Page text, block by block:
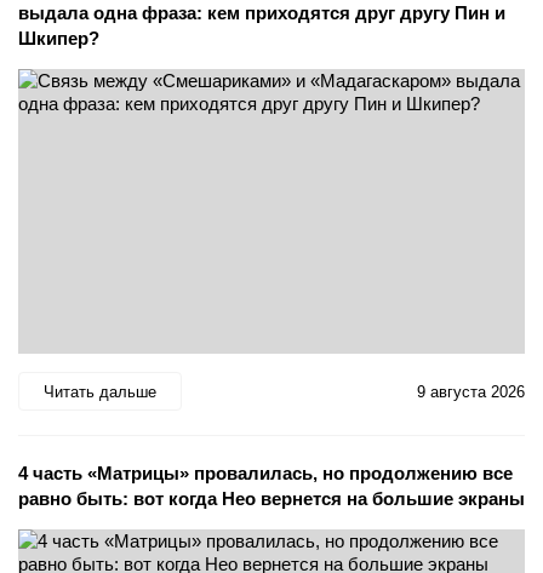
выдала одна фраза: кем приходятся друг другу Пин и
Шкипер?
Читать дальше 9 августа 2026
4 часть «Матрицы» провалилась, но продолжению все
равно быть: вот когда Нео вернется на большие экраны